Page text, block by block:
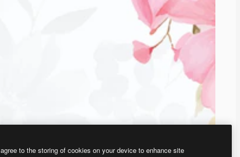
to the storing of cookies on your device to enhance site